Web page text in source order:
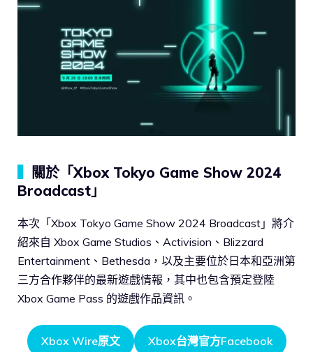
關於「Xbox Tokyo Game Show 2024
Broadcast」
本次「Xbox Tokyo Game Show 2024 Broadcast」將介
紹來自 Xbox Game Studios、Activision、Blizzard
Entertainment、Bethesda，以及主要位於日本和亞洲第
三方合作夥伴的最新遊戲情報，其中也包含預定登陸
Xbox Game Pass 的遊戲作品資訊。
Xbox Wire原文 Xbox台灣官方Facebook